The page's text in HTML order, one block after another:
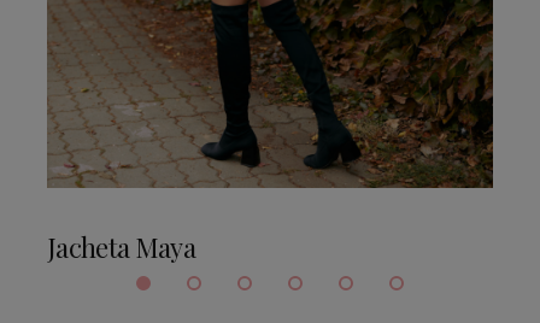
Jacheta Maya